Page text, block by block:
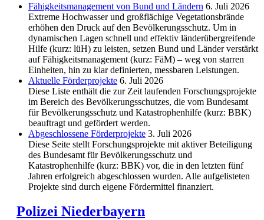
Fähigkeitsmanagement von Bund und Ländern 6. Juli 2026
Extreme Hochwasser und großflächige Vegetationsbrände
erhöhen den Druck auf den Bevölkerungsschutz. Um in
dynamischen Lagen schnell und effektiv länderübergreifende
Hilfe (kurz: lüH) zu leisten, setzen Bund und Länder verstärkt
auf Fähigkeitsmanagement (kurz: FäM) – weg von starren
Einheiten, hin zu klar definierten, messbaren Leistungen.
Aktuelle Förderprojekte 6. Juli 2026
Diese Liste enthält die zur Zeit laufenden Forschungsprojekte
im Bereich des Be­völkerungs­schutzes, die vom Bundesamt
für Bevölkerungsschutz und Katastrophenhilfe (kurz: BBK)
beauftragt und gefördert werden.
Abgeschlos­sene Förderprojekte 3. Juli 2026
Diese Seite stellt Forschungsprojekte mit aktiver Beteiligung
des Bundesamt für Bevölkerungsschutz und
Katastrophenhilfe (kurz: BBK) vor, die in den letzten fünf
Jahren erfolgreich abgeschlossen wurden. Alle aufgelisteten
Projekte sind durch eigene Fördermittel finanziert.
Polizei Niederbayern